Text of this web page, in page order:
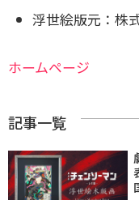
浮世絵版元：株
ホームページ
記事一覧